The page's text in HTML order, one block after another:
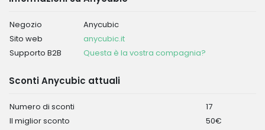
Negozio
Anycubic
Sito web
anycubic.it
Supporto B2B
Questa è la vostra compagnia?
Sconti Anycubic attuali
Numero di sconti
17
Il miglior sconto
50€